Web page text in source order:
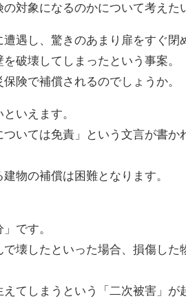
対象になるのかについて考えた
遇し、驚きのあまり扉をすぐ閉
破壊してしまったという事案。
険で補償されるのでしょうか。
いえます。
いては免責」という文言が書か
物の補償は困難となります。
です。
壊したといった場合、損傷した
てしまうという「二次被害」が